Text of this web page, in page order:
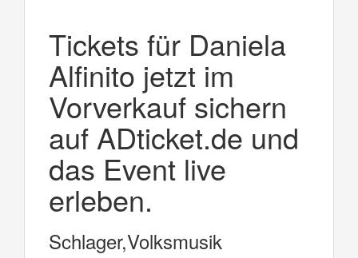
Tickets für Daniela
Alfinito jetzt im
Vorverkauf sichern
auf ADticket.de und
das Event live
erleben.
Schlager,Volksmusik